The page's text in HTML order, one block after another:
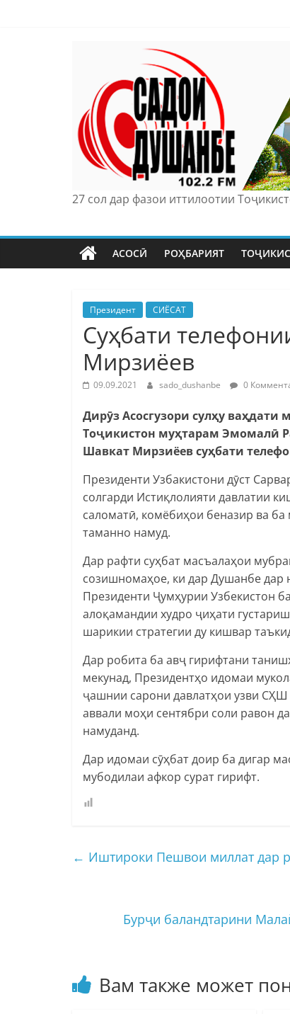
27 сол дар фазои иттилоотии
АСОСӢ РОҲБАРИЯТ
Президент СИЁСАТ
Суҳбати
Мирзиёев
09.09.2021 sado_dushanbe 0
Дирӯз Асосгузори сулҳу
Тоҷикистон муҳтарам Эмомалӣ
Шавкат Мирзиёев суҳбати
Президенти Узбакистони дӯст
солгарди Истиқлолияти давлатии
саломатӣ, комёбиҳои беназир ва
таманно намуд.
Дар рафти суҳбат масъалаҳои
созишномаҳое, ки дар Душанбе дар
Президенти Ҷумҳурии Узбекистон
алоқамандии худро ҷиҳати
шарикии стратегии ду кишвар
Дар робита ба авҷ гирифтани
мекунад, Президентҳо идомаи
ҷашнии сарони давлатҳои узви
аввали моҳи сентябри соли равон
намуданд.
Дар идомаи сӯҳбат доир ба дигар
мубодилаи афкор сурат гирифт.
← Иштироки Пешвои миллат дар
Бурҷи баландтарини
Вам также может